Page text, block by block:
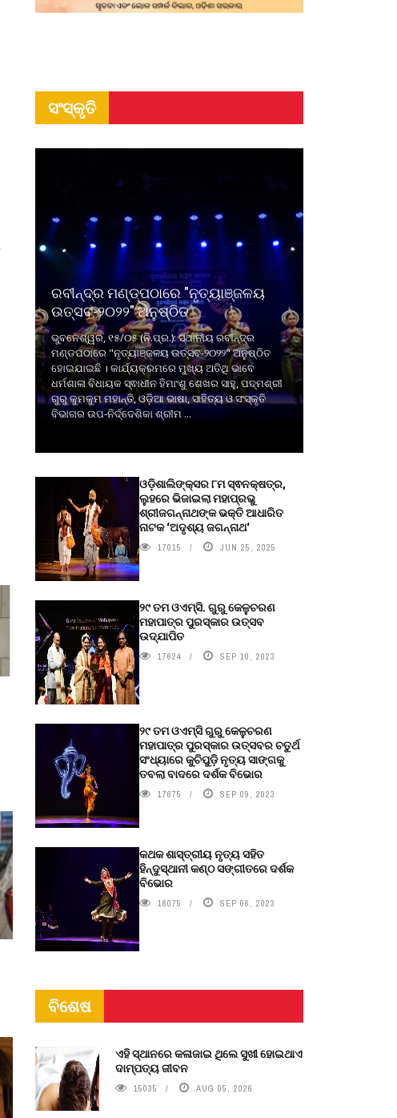
ସଂସ୍କୃତି
ରବୀନ୍ଦ୍ର ମଣ୍ଡପଠାରେ "ନୃତ୍ୟାଞ୍ଜଳୟ
ଉତ୍ସବ-୨୦୨୨" ଅନୁଷ୍ଠିତ
ଭୁବନେଶ୍ୱର, ୧୫/୦୫ (ନି.ପ୍ର.): ସ୍ଥାନୀୟ ରବୀନ୍ଦ୍ର
ମଣ୍ଡପଠାରେ "ନୃତ୍ୟାଞ୍ଜଳୟ ଉତ୍ସବ-୨୦୨୨" ଅନୁଷ୍ଠିତ
ହୋଇଯାଇଛି । କାର୍ଯ୍ୟକ୍ରମରେ ମୁଖ୍ୟ ଅତିଥି ଭାବେ
ଧର୍ମଶାଳା ବିଧାୟକ ସ୍ଵାଧୀନ ହିମାଂଶୁ ଶେଖର ସାହୁ, ପଦ୍ମଶ୍ରୀ
ଗୁରୁ କୁମକୁମ ମହାନ୍ତି, ଓଡ଼ିଆ ଭାଷା, ସାହିତ୍ୟ ଓ ସଂସ୍କୃତି
ବିଭାଗର ଉପ-ନିର୍ଦ୍ଦେଶିକା ଶ୍ରୀମ ...
ଓଡ଼ିଶାଲିଙ୍କ୍ସର ୮ମ ସ୍ଵନକ୍ଷତ୍ର,
ଲୁହରେ ଭିଜାଇଲା ମହାପ୍ରଭୁ
ଶ୍ରୀଜଗନ୍ନାଥଙ୍କ ଭକ୍ତି ଆଧାରିତ
ନାଟକ ‘ଅଦୃଶ୍ୟ ଜଗନ୍ନାଥ‘
17015 JUN 25, 2025
୨୯ ତମ ଓଏମ୍‌ସି. ଗୁରୁ କେଳୁଚରଣ
ମହାପାତ୍ର ପୁରସ୍କାର ଉତ୍ସବ
ଉଦ୍‍ଯାପିତ
17624 SEP 10, 2023
୨୯ ତମ ଓଏମ୍‌ସି ଗୁରୁ କେଳୁଚରଣ
ମହାପାତ୍ର ପୁରସ୍କାର ଉତ୍ସବର ଚତୁର୍ଥ
ସଂଧ୍ୟାରେ କୁଚିପୁଡ଼ି ନୃତ୍ୟ ସାଙ୍ଗକୁ
ତବଲା ବାଦରେ ଦର୍ଶକ ବିଭୋର
17675 SEP 09, 2023
କଥକ ଶାସ୍ତ୍ରୀୟ ନୃତ୍ୟ ସହିତ
ହିନ୍ଦୁସ୍ଥାନୀ କଣ୍ଠ ସଙ୍ଗୀତରେ ଦର୍ଶକ
ବିଭୋର
18075 SEP 06, 2023
ବିଶେଷ
ଏହି ସ୍ଥାନରେ କଳାଜାଇ ଥିଲେ ସୁଖୀ ହୋଇଥାଏ
ଦାମ୍ପତ୍ୟ ଜୀବନ
15035 AUG 05, 2026